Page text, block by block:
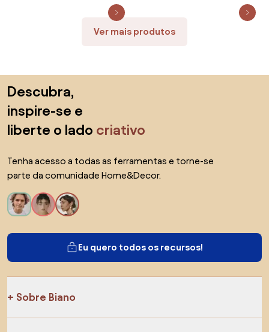
Ver mais produtos
Descubra,
inspire-se e
liberte o lado criativo
Tenha acesso a todas as ferramentas e torne-se
parte da comunidade Home&Decor.
Eu quero todos os recursos!
Sobre Biano